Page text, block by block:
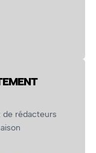
rédacteurs